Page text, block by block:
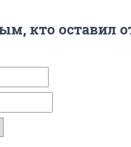
кто оставил